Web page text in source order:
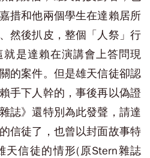
措和他兩個學生在達賴居所
然後扒皮，整個「人祭」行
是達賴在演講會上答問現
的案件。但是雄天信徒卻認
手下人幹的，事後再以偽證
誌》還特別為此發聲，請達
信徒了，也曾以封面故事特
天信徒的情形(原Stern雜誌